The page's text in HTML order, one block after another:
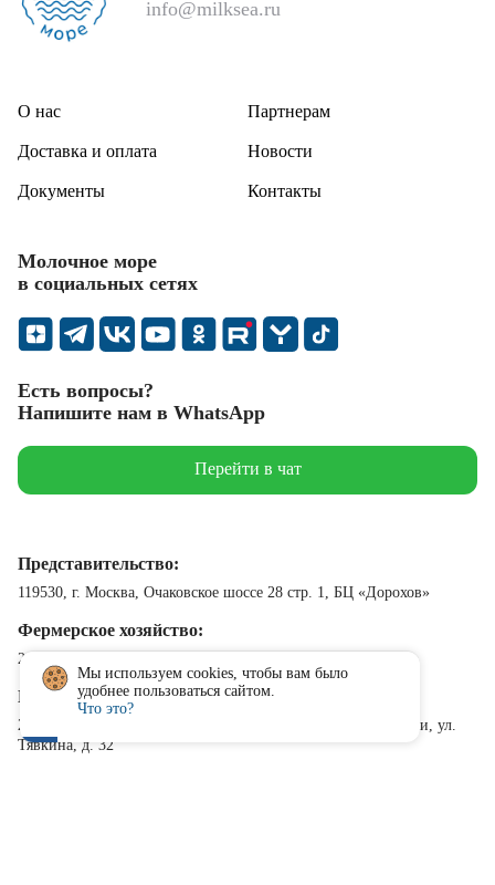
info@milksea.ru
О нас Партнерам
Доставка и оплата Новости
Документы Контакты
Представительство:
119530, г. Москва, Очаковское шоссе 28 стр. 1, БЦ «Дорохов»
Фермерское хозяйство:
249268, Калужская область, деревня Жердево
Производство:
249271, Калужская область Сухиничский район, г. Сухиничи, ул.
Тявкина, д. 32
Молочное море
в социальных сетях
Есть вопросы?
Напишите нам в WhatsApp
Перейти в чат
Мы используем cookies, чтобы вам было
удобнее пользоваться сайтом.
Что это?